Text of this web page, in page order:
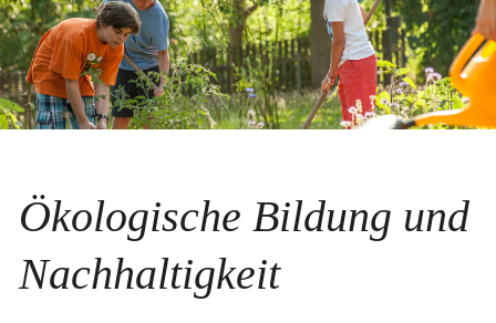
Ökologische Bildung und
Nachhaltigkeit